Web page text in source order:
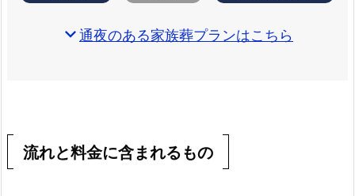
expand_more通夜のある家族葬プランはこちら
流れと料金に含まれるもの